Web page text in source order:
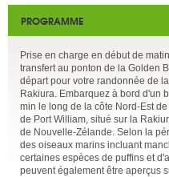
PROGRAMME
Prise en charge en début de
transfert au ponton de la Golden
départ pour votre randonnée de
Rakiura. Embarquez à bord d'un
min le long de la côte Nord-Est
de Port William, situé sur la
de Nouvelle-Zélande. Selon la
des oiseaux marins incluant
certaines espèces de puffins et
peuvent également être aperçus